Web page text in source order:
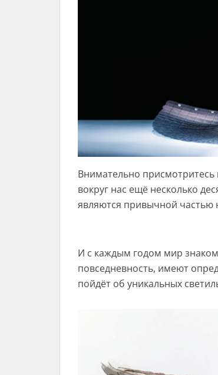
Внимательно
вокруг нас ещё несколько
являются привычной частью
И с каждым годом мир
повседневность, имеют
пойдёт об уникальных